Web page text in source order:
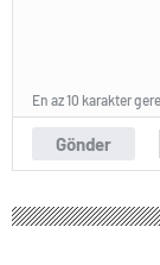
Gönder
En az 10 karakter